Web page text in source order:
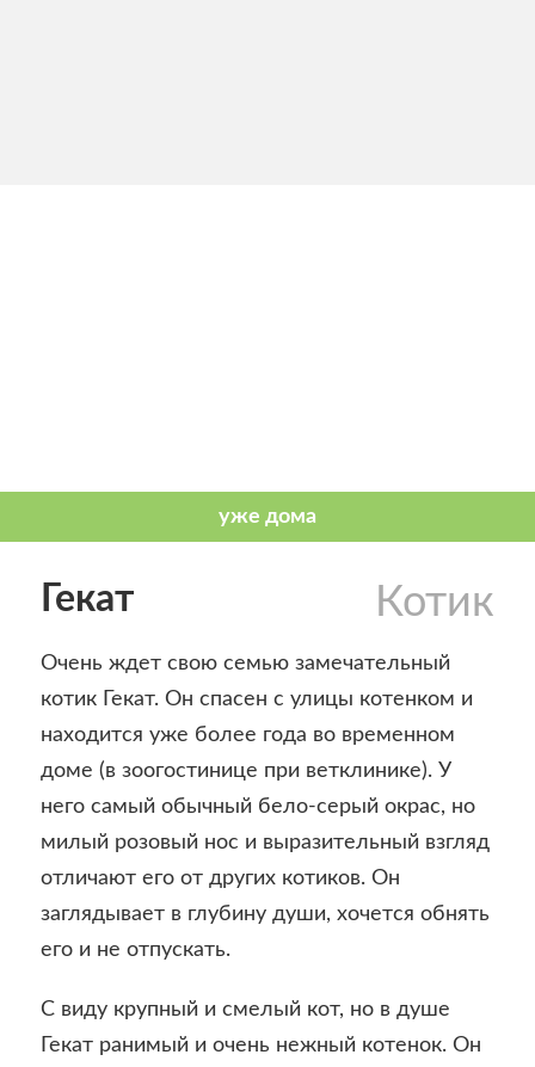
Котик
Гекат
Очень ждет свою семью замечательный
котик Гекат. Он спасен с улицы котенком и
находится уже более года во временном
доме (в зоогостинице при ветклинике). У
него самый обычный бело-серый окрас, но
милый розовый нос и выразительный взгляд
отличают его от других котиков. Он
заглядывает в глубину души, хочется обнять
его и не отпускать.
С виду крупный и смелый кот, но в душе
Гекат ранимый и очень нежный котенок. Он